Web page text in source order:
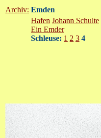
Archiv: Emden
Hafen Johann Schulte
Ein Emder
Schleuse: 1 2 3 4